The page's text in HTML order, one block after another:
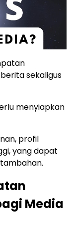
sekaligus
menyiapkan
profil
yang dapat
Media